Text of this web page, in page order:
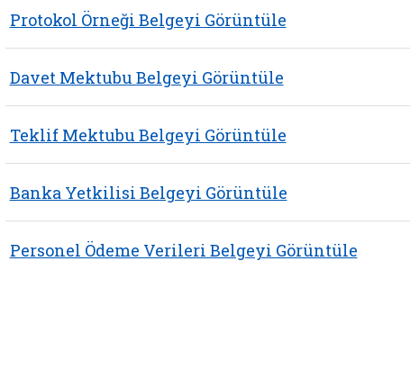
Protokol Örneği Belgeyi Görüntüle
Davet Mektubu Belgeyi Görüntüle
Teklif Mektubu Belgeyi Görüntüle
Banka Yetkilisi Belgeyi Görüntüle
Personel Ödeme Verileri Belgeyi Görüntüle